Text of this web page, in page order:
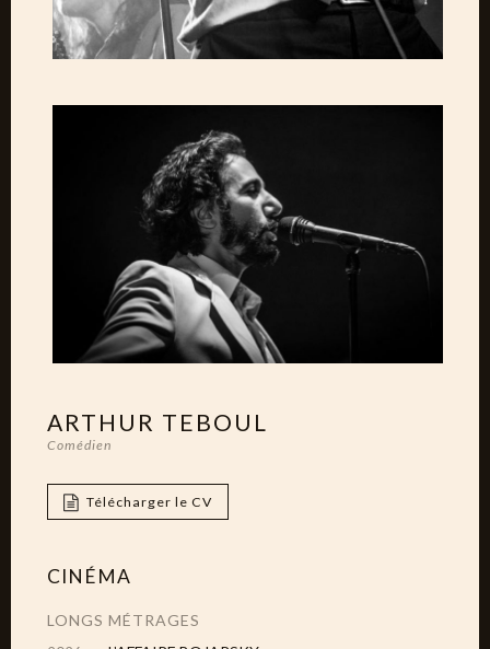
ARTHUR TEBOUL
Comédien
Télécharger le CV
CINÉMA
LONGS MÉTRAGES